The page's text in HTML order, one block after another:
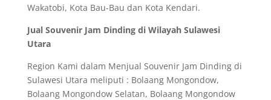
Wakatobi, Kota Bau-Bau dan Kota Kendari.
Jual Souvenir Jam Dinding di Wilayah Sulawesi
Utara
Region Kami dalam Menjual Souvenir Jam Dinding di
Sulawesi Utara meliputi : Bolaang Mongondow,
Bolaang Mongondow Selatan, Bolaang Mongondow